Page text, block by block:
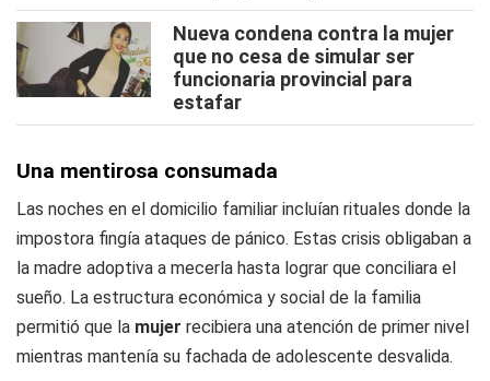
Nueva condena contra la mujer
que no cesa de simular ser
funcionaria provincial para
estafar
Una mentirosa consumada
Las noches en el domicilio familiar incluían rituales donde la
impostora fingía ataques de pánico. Estas crisis obligaban a
la madre adoptiva a mecerla hasta lograr que conciliara el
sueño. La estructura económica y social de la familia
permitió que la mujer recibiera una atención de primer nivel
mientras mantenía su fachada de adolescente desvalida.